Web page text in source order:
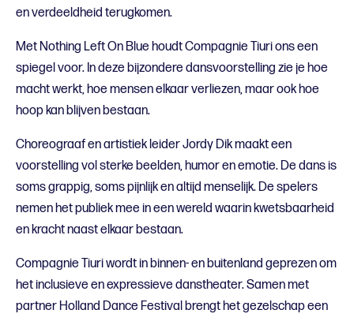
en verdeeldheid terugkomen.
Met Nothing Left On Blue houdt Compagnie Tiuri ons een
spiegel voor. In deze bijzondere dansvoorstelling zie je hoe
macht werkt, hoe mensen elkaar verliezen, maar ook hoe
hoop kan blijven bestaan.
Choreograaf en artistiek leider Jordy Dik maakt een
voorstelling vol sterke beelden, humor en emotie. De dans is
soms grappig, soms pijnlijk en altijd menselijk. De spelers
nemen het publiek mee in een wereld waarin kwetsbaarheid
en kracht naast elkaar bestaan.
Compagnie Tiuri wordt in binnen- en buitenland geprezen om
het inclusieve en expressieve danstheater. Samen met
partner Holland Dance Festival brengt het gezelschap een